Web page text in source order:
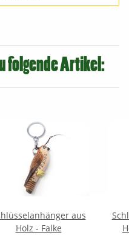
folgende Artikel:
aus
Holz - Falke